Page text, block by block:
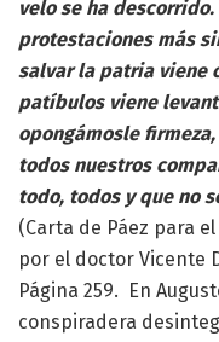
velo se ha
protestaciones más
salvar la patria viene
patíbulos viene
opongámosle
todos nuestros
todo, todos y que no
(Carta de Páez para
por el doctor Vicente
Página 259. En
conspiradera